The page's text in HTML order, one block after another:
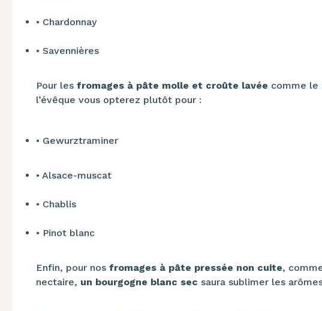
•​ Chardonnay
•​ Savennières
Pour les fromages à pâte molle et croûte lavée comme le
l’évêque vous opterez plutôt pour :
•​ Gewurztraminer
•​ Alsace-muscat
•​ Chablis
•​ Pinot blanc
Enfin, pour nos fromages à pâte pressée non cuite,
nectaire, un bourgogne blanc sec saura sublimer les